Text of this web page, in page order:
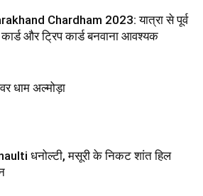
Chardham 2023: यात्रा से पूर्व
और ट्रिप कार्ड बनवाना आवश्यक
धाम अल्मोड़ा
धनोल्टी, मसूरी के निकट शांत हिल